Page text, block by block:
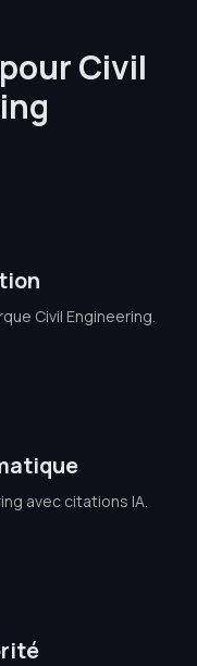
Civil
Civil Engineering.
avec citations IA.